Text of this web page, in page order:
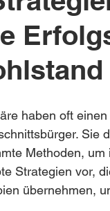
haben oft
Sie
Methoden,
Strategien vor,
übernehmen,